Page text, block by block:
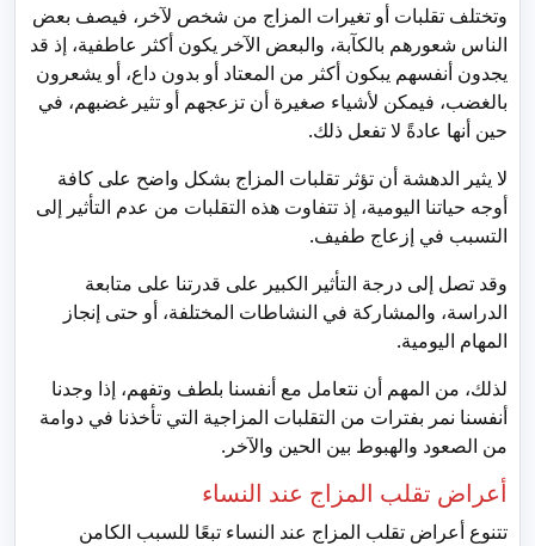
وتختلف تقلبات أو تغيرات المزاج من شخص لآخر، فيصف بعض
الناس شعورهم بالكآبة، والبعض الآخر يكون أكثر عاطفية، إذ قد
يجدون أنفسهم يبكون أكثر من المعتاد أو بدون داع، أو يشعرون
بالغضب، فيمكن لأشياء صغيرة أن تزعجهم أو تثير غضبهم، في
حين أنها عادةً لا تفعل ذلك.
لا يثير الدهشة أن تؤثر تقلبات المزاج بشكل واضح على كافة
أوجه حياتنا اليومية، إذ تتفاوت هذه التقلبات من عدم التأثير إلى
التسبب في إزعاج طفيف.
وقد تصل إلى درجة التأثير الكبير على قدرتنا على متابعة
الدراسة، والمشاركة في النشاطات المختلفة، أو حتى إنجاز
المهام اليومية.
لذلك، من المهم أن نتعامل مع أنفسنا بلطف وتفهم، إذا وجدنا
أنفسنا نمر بفترات من التقلبات المزاجية التي تأخذنا في دوامة
من الصعود والهبوط بين الحين والآخر.
أعراض تقلب المزاج عند النساء
تتنوع أعراض تقلب المزاج عند النساء تبعًا للسبب الكامن